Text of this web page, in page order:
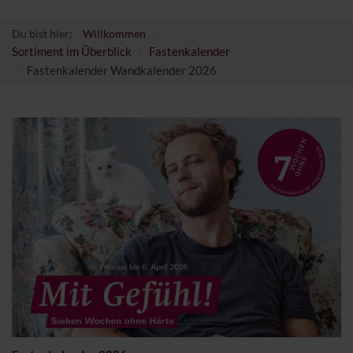
Du bist hier: Willkommen
Sortiment im Überblick
Fastenkalender
Fastenkalender Wandkalender 2026